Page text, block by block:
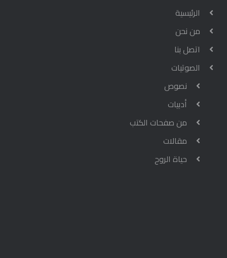
الرئيسية
من نحن
اتصل بنا
الصوتيات
نصوص
أدبيات
من صفحات الكتب
مقالات
حياة الروح